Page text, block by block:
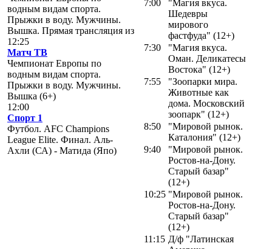
водным видам спорта.
Прыжки в воду. Мужчины.
Вышка. Прямая трансляция из
12:25
Матч ТВ
Чемпионат Европы по
водным видам спорта.
Прыжки в воду. Мужчины.
Вышка (6+)
12:00
Спорт 1
Футбол. AFC Champions
League Elite. Финал. Аль-
Ахли (СА) - Матида (Япо)
7:00
"Магия вкуса.
Шедевры
мирового
фастфуда" (12+)
7:30
"Магия вкуса.
Оман. Деликатесы
Востока" (12+)
7:55
"Зоопарки мира.
Животные как
дома. Московский
зоопарк" (12+)
8:50
"Мировой рынок.
Каталония" (12+)
9:40
"Мировой рынок.
Ростов-на-Дону.
Старый базар"
(12+)
10:25 "Мировой рынок.
Ростов-на-Дону.
Старый базар"
(12+)
11:15 Д/ф "Латинская